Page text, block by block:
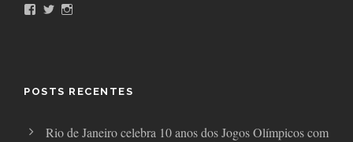
k
T
a
POSTS RECENTES
Rio de Janeiro celebra 10 anos dos Jogos Olímpicos com